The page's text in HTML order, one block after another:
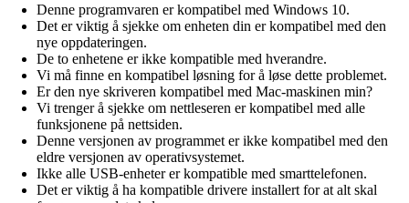
Denne programvaren er kompatibel med Windows 10.
Det er viktig å sjekke om enheten din er kompatibel med den
nye oppdateringen.
De to enhetene er ikke kompatible med hverandre.
Vi må finne en kompatibel løsning for å løse dette problemet.
Er den nye skriveren kompatibel med Mac-maskinen min?
Vi trenger å sjekke om nettleseren er kompatibel med alle
funksjonene på nettsiden.
Denne versjonen av programmet er ikke kompatibel med den
eldre versjonen av operativsystemet.
Ikke alle USB-enheter er kompatible med smarttelefonen.
Det er viktig å ha kompatible drivere installert for at alt skal